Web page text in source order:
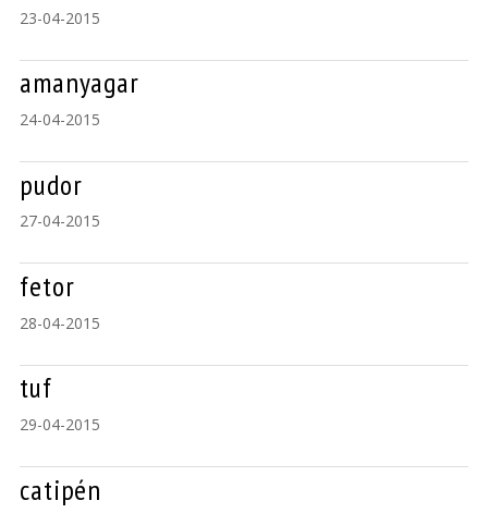
23-04-2015
amanyagar
24-04-2015
pudor
27-04-2015
fetor
28-04-2015
tuf
29-04-2015
catipén